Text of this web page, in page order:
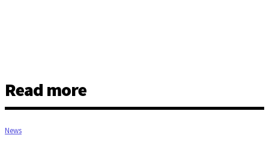
Read more
News